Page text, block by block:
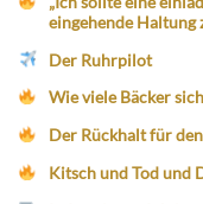
eingehende Haltung
Der Ruhrpilot
Wie viele Bäcker
Der Rückhalt für
Kitsch und Tod und